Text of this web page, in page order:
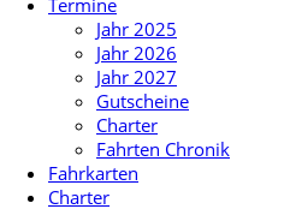
Termine
Jahr 2025
Jahr 2026
Jahr 2027
Gutscheine
Charter
Fahrten Chronik
Fahrkarten
Charter